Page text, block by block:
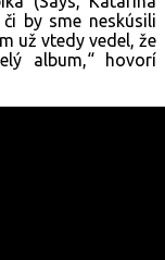
by sme neskúsili
už vtedy vedel, že
album,“ hovorí